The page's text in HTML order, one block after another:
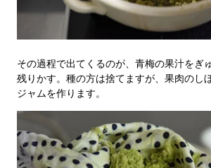
その過程で出てくるのが、青梅の果汁をぎ
残りかす。種の方は捨てますが、果肉のし
ジャムを作ります。